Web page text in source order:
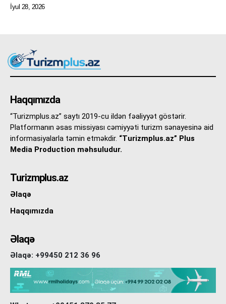
İyul 28, 2026
Haqqımızda
“Turizmplus.az” saytı 2019-cu ildən fəaliyyət göstərir.
Platformanın əsas missiyası cəmiyyəti turizm sənayesinə aid
informasiyalarla təmin etməkdir. “Turizmplus.az” Plus
Media Production məhsuludur.
Turizmplus.az
Əlaqə
Haqqımızda
Əlaqə
Əlaqə: +99450 212 36 96